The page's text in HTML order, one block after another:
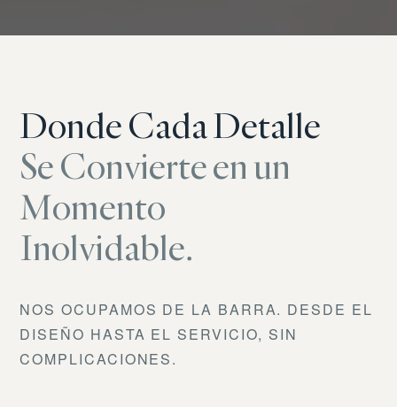
Donde Cada Detalle
Se Convierte en un
Momento
Inolvidable.
NOS OCUPAMOS DE LA BARRA. DESDE EL
DISEÑO HASTA EL SERVICIO, SIN
COMPLICACIONES.